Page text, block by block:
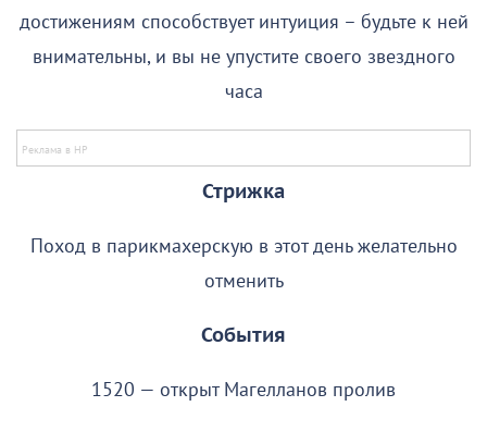
достижениям способствует интуиция – будьте к ней
внимательны, и вы не упустите своего звездного
часа
Стрижка
Поход в парикмахерскую в этот день желательно
отменить
События
1520 — открыт Магелланов пролив